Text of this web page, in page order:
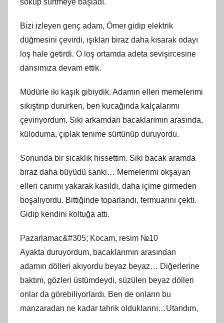
Bizi izleyen genç adam, Ömer gidip elektrik
düğmesini çevirdi, ışıkları biraz daha kısarak odayı
loş hale getirdi. O loş ortamda adeta sevişircesine
dansımıza devam ettik.
Müdürle iki kaşık gibiydik. Adamın elleri memelerimi
sıkıştırıp dururken, ben kucağında kalçalarımı
çeviriyordum. Siki arkamdan bacaklarımın arasında,
küloduma, çıplak tenime sürtünüp duruyordu.
Sonunda bir sıcaklık hissettim. Siki bacak aramda
biraz daha büyüdü sanki… Memelerimi okşayan
elleri canımı yakarak kasıldı, daha içime girmeden
boşalıyordu. Bittiğinde toparlandı, fermuarını çekti.
Gidip kendini koltuğa attı.
Pazarlamac&#305; Kocam, resim №10
Ayakta duruyordum, bacaklarımın arasından
adamın dölleri akıyordu beyaz beyaz… Diğerlerine
baktım, gözleri üstümdeydi, süzülen beyaz dölleri
onlar da görebiliyorlardı. Ben de onların bu
manzaradan ne kadar tahrik olduklarını…Utandım,